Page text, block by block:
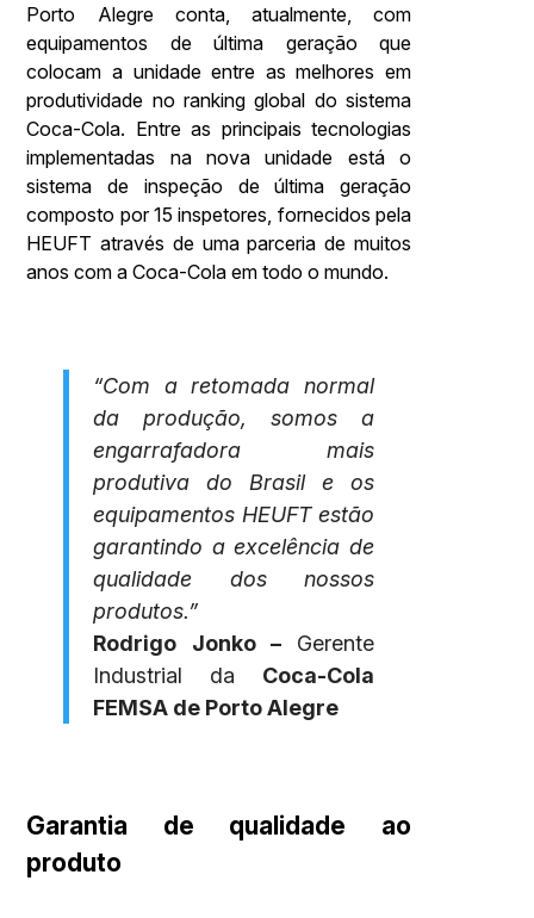
Porto Alegre conta, atualmente, com
equipamentos de última geração que
colocam a unidade entre as melhores em
produtividade no ranking global do sistema
Coca-Cola. Entre as principais tecnologias
implementadas na nova unidade está o
sistema de inspeção de última geração
composto por 15 inspetores, fornecidos pela
HEUFT através de uma parceria de muitos
anos com a Coca-Cola em todo o mundo.
“Com a retomada normal
da produção, somos a
engarrafadora mais
produtiva do Brasile os
equipamentos HEUFT estão
garantindo a excelência de
qualidade dos nossos
produtos.”
Rodrigo Jonko – Gerente
Industrial da Coca-Cola
FEMSA de Porto Alegre
Garantia de qualidade ao
produto